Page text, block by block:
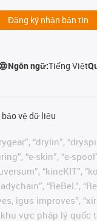
Đăng ký nhận bản tin
Ngôn ngữ:Tiếng Việt
vệ dữ liệu
“drylin”,
“e-skin”, “e-
“kineKIT”,
“ReBeL”,
igus improves”,
vực pháp lý quốc